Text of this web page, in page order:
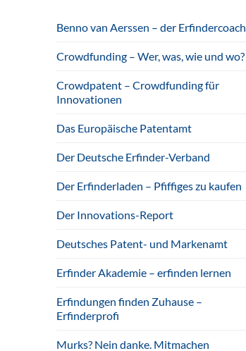
Benno van Aerssen – der Erfindercoach
Crowdfunding – Wer, was, wie und wo?
Crowdpatent – Crowdfunding für
Innovationen
Das Europäische Patentamt
Der Deutsche Erfinder-Verband
Der Erfinderladen – Pfiffiges zu kaufen
Der Innovations-Report
Deutsches Patent- und Markenamt
Erfinder Akademie – erfinden lernen
Erfindungen finden Zuhause –
Erfinderprofi
Murks? Nein danke. Mitmachen